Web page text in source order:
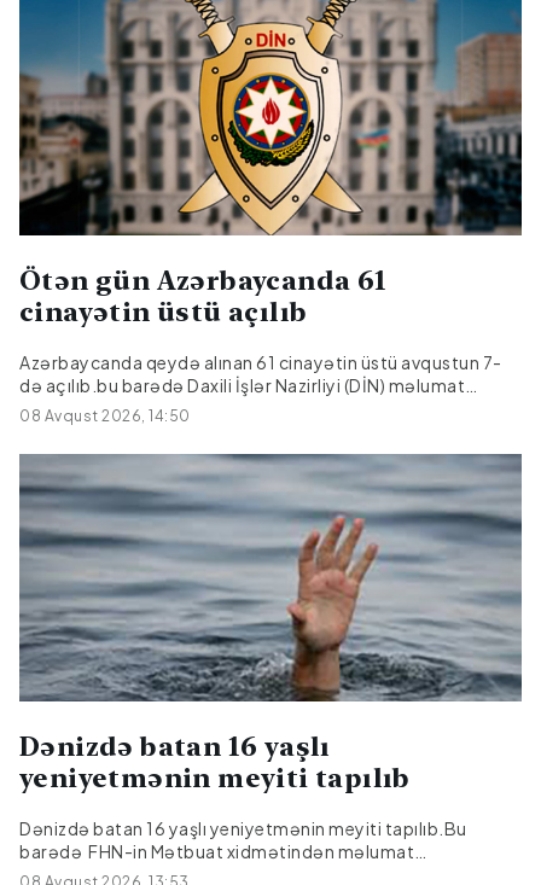
Ötən gün Azərbaycanda 61
cinayətin üstü açılıb
Azərbaycanda qeydə alınan 61 cinayətin üstü avqustun 7-
də açılıb.bu barədə Daxili İşlər Nazirliyi (DİN) məlumat
yayıb.Bildirilib ki, onlardan 17-si əvvəlki dövrlərdən bağlı
qalan cinayətlərdir.
08 Avqust 2026, 14:50
Dənizdə batan 16 yaşlı
yeniyetmənin meyiti tapılıb
Dənizdə batan 16 yaşlı yeniyetmənin meyiti tapılıb.Bu
barədə FHN-in Mətbuat xidmətindən məlumat
verilib.Bildirilib ki, iki gün əvvəl Bakı şəhəri, Sabunçu rayonu,